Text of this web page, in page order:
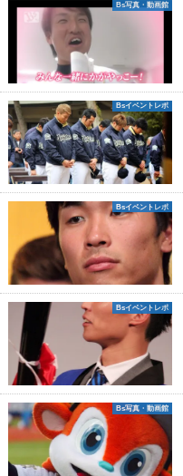
Bs写真・動画館
Bsイベントレポ
Bsイベントレポ
Bsイベントレポ
Bs写真・動画館